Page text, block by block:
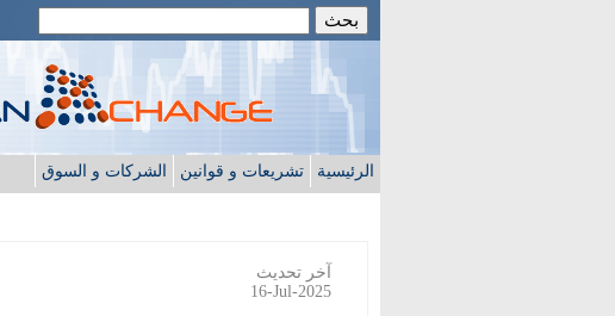
الرئيسية تشريعات و قوانين الشركات و السوق
آخر تحديث
16-Jul-2025